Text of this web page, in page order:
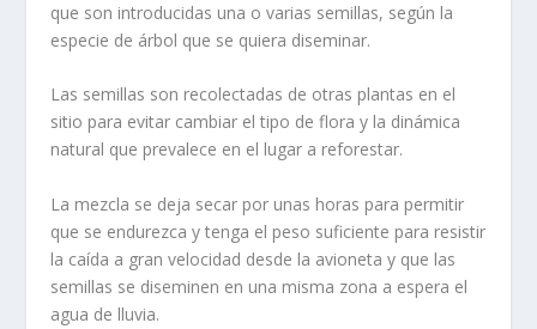
que son introducidas una o varias semillas, según la
especie de árbol que se quiera diseminar.
Las semillas son recolectadas de otras plantas en el
sitio para evitar cambiar el tipo de flora y la dinámica
natural que prevalece en el lugar a reforestar.
La mezcla se deja secar por unas horas para permitir
que se endurezca y tenga el peso suficiente para resistir
la caída a gran velocidad desde la avioneta y que las
semillas se diseminen en una misma zona a espera el
agua de lluvia.